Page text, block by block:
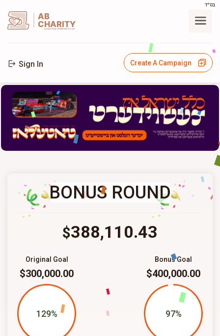
בס"ד
AB
CHARITY
powerd by ahblicklive.com
Sign In Create A Campaign
BONUS ROUND
$388,110.43
Bonus Goal
$400,000.00
97%
Original Goal
$300,000.00
129%